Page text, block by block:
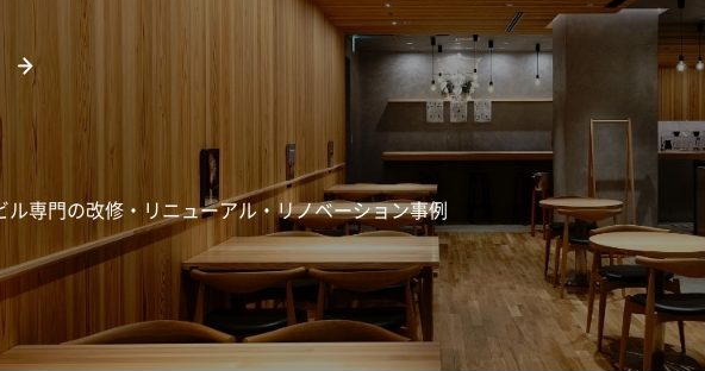
ル専門の改修・リニューアル・リノベーション事例